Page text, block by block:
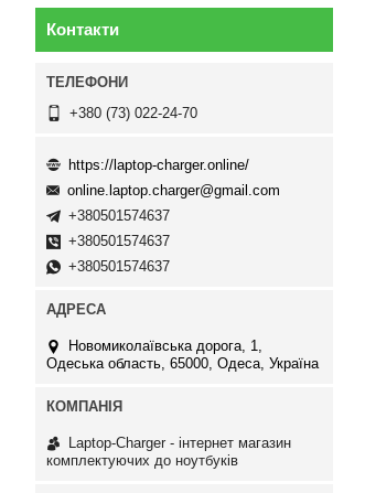
Контакти
+380 (73) 022-24-70
https://laptop-charger.online/
online.laptop.charger@gmail.com
+380501574637
+380501574637
+380501574637
Новомиколаївська дорога, 1,
Одеська область, 65000, Одеса, Україна
Laptop-Charger - інтернет магазин
комплектуючих до ноутбуків